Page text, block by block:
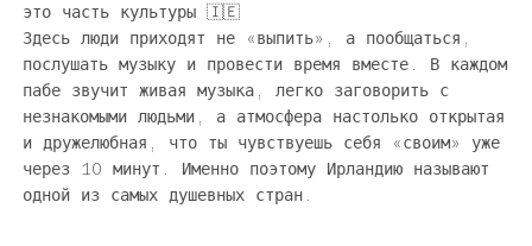
это часть культуры 🇮🇪
Здесь люди приходят не «выпить», а пообщаться,
послушать музыку и провести время вместе. В каждом
пабе звучит живая музыка, легко заговорить с
незнакомыми людьми, а атмосфера настолько открытая
и дружелюбная, что ты чувствуешь себя «своим» уже
через 10 минут. Именно поэтому Ирландию называют
одной из самых душевных стран.